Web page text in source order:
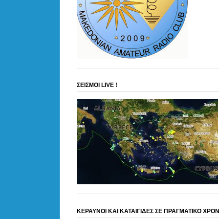
ΣΕΙΣΜΟΙ LIVE !
ΚΕΡΑΥΝΟΙ ΚΑΙ ΚΑΤΑΙΓΙΔΕΣ ΣΕ ΠΡΑΓΜΑΤΙΚΟ